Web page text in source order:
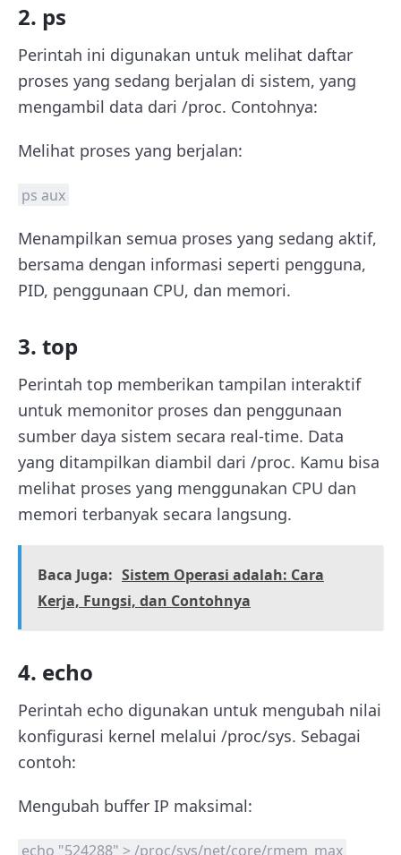
2. ps
Perintah ini digunakan untuk melihat daftar
proses yang sedang berjalan di sistem, yang
mengambil data dari /proc. Contohnya:
Melihat proses yang berjalan:
ps aux
Menampilkan semua proses yang sedang aktif,
bersama dengan informasi seperti pengguna,
PID, penggunaan CPU, dan memori.
3. top
Perintah top memberikan tampilan interaktif
untuk memonitor proses dan penggunaan
sumber daya sistem secara real-time. Data
yang ditampilkan diambil dari /proc. Kamu bisa
melihat proses yang menggunakan CPU dan
memori terbanyak secara langsung.
Baca Juga: Sistem Operasi adalah: Cara
Kerja, Fungsi, dan Contohnya
4. echo
Perintah echo digunakan untuk mengubah nilai
konfigurasi kernel melalui /proc/sys. Sebagai
contoh:
Mengubah buffer IP maksimal:
echo "524288" > /proc/sys/net/core/rmem_max